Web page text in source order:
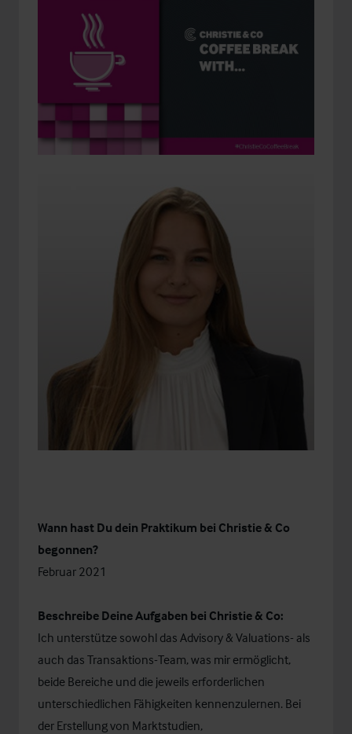
Wann hast Du dein Praktikum bei Christie & Co
begonnen?
Februar 2021
Beschreibe Deine Aufgaben bei Christie & Co:
Ich unterstütze sowohl das Advisory & Valuations- als
auch das Transaktions-Team, was mir ermöglicht,
beide Bereiche und die jeweils erforderlichen
unterschiedlichen Fähigkeiten kennenzulernen. Bei
der Erstellung von Marktstudien,